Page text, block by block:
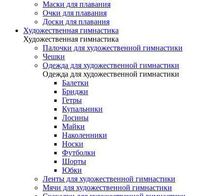
Маски для плавания
Очки для плавания
Доски для плавания
Художественная гимнастика
Художественная гимнастика
Палочки для художественной гимнастики
Чешки
Одежда для художественной гимнастики
Одежда для художественной гимнастики
Балетки
Бриджи
Гетры
Купальники
Лосины
Майки
Наколенники
Носки
Футболки
Шорты
Юбки
Ленты для художественной гимнастики
Мячи для художественной гимнастики